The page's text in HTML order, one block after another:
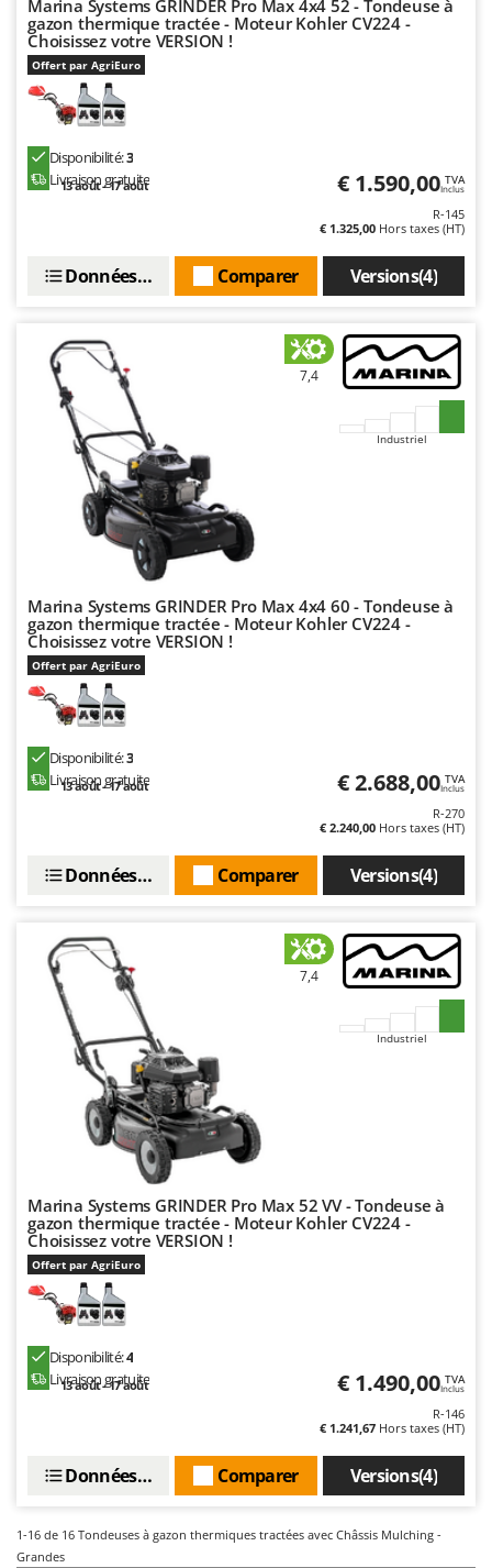
Troy-Bilt
U
Udor
Unger
V
Verdemax
Weber
WIDU
Wiper EcoRobot
Wolf Garten
Wortex
Worx
Yard Force
Z
Zanon
Zephir
ZGrills
Zodiac
Zomax
Marina Systems GRINDER Pro Max 4x4 52 - Tondeuse à
gazon thermique tractée - Moteur Kohler CV224 -
Choisissez votre VERSION !
Offert par AgriEuro
Disponibilité:3
Livraison gratuite
13 août - 17 août € 1.590,00 TVA
Inclus
R-145
€ 1.325,00 Hors taxes (HT)
Versions(4)
Comparer
Données techniques
7,4
Industriel
Marina Systems GRINDER Pro Max 4x4 60 - Tondeuse à
gazon thermique tractée - Moteur Kohler CV224 -
Choisissez votre VERSION !
Offert par AgriEuro
Disponibilité:3
Livraison gratuite
13 août - 17 août € 2.688,00 TVA
Inclus
R-270
€ 2.240,00 Hors taxes (HT)
Versions(4)
Comparer
Données techniques
7,4
Industriel
Marina Systems GRINDER Pro Max 52 VV - Tondeuse à
gazon thermique tractée - Moteur Kohler CV224 -
Choisissez votre VERSION !
Offert par AgriEuro
Disponibilité:4
Livraison gratuite
13 août - 17 août € 1.490,00 TVA
Inclus
R-146
€ 1.241,67 Hors taxes (HT)
Versions(4)
Comparer
Données techniques
1-16 de 16 Tondeuses à gazon thermiques tractées avec Châssis Mulching -
Grandes